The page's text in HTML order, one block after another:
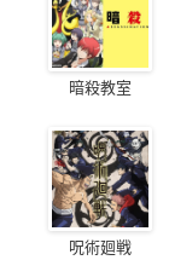
暗殺教室
呪術廻戦